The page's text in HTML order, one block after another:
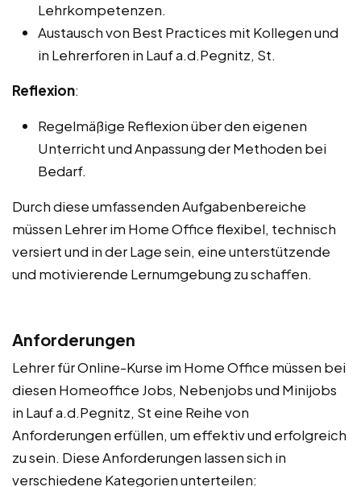
Lehrkompetenzen.
Austausch von Best Practices mit Kollegen und
in Lehrerforen in Lauf a.d.Pegnitz, St.
Reflexion:
Regelmäßige Reflexion über den eigenen
Unterricht und Anpassung der Methoden bei
Bedarf.
Durch diese umfassenden Aufgabenbereiche
müssen Lehrer im Home Office flexibel, technisch
versiert und in der Lage sein, eine unterstützende
und motivierende Lernumgebung zu schaffen.
Anforderungen
Lehrer für Online-Kurse im Home Office müssen bei
diesen Homeoffice Jobs, Nebenjobs und Minijobs
in Lauf a.d.Pegnitz, St eine Reihe von
Anforderungen erfüllen, um effektiv und erfolgreich
zu sein. Diese Anforderungen lassen sich in
verschiedene Kategorien unterteilen: